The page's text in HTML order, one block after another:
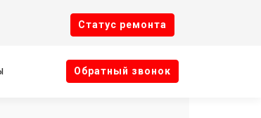
Cтатус ремонта
Oбратный звонок